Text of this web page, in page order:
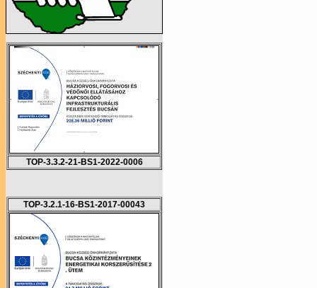
TOP-3.3.2-21-BS1-2022-0006
TOP-3.2.1-16-BS1-2017-00043